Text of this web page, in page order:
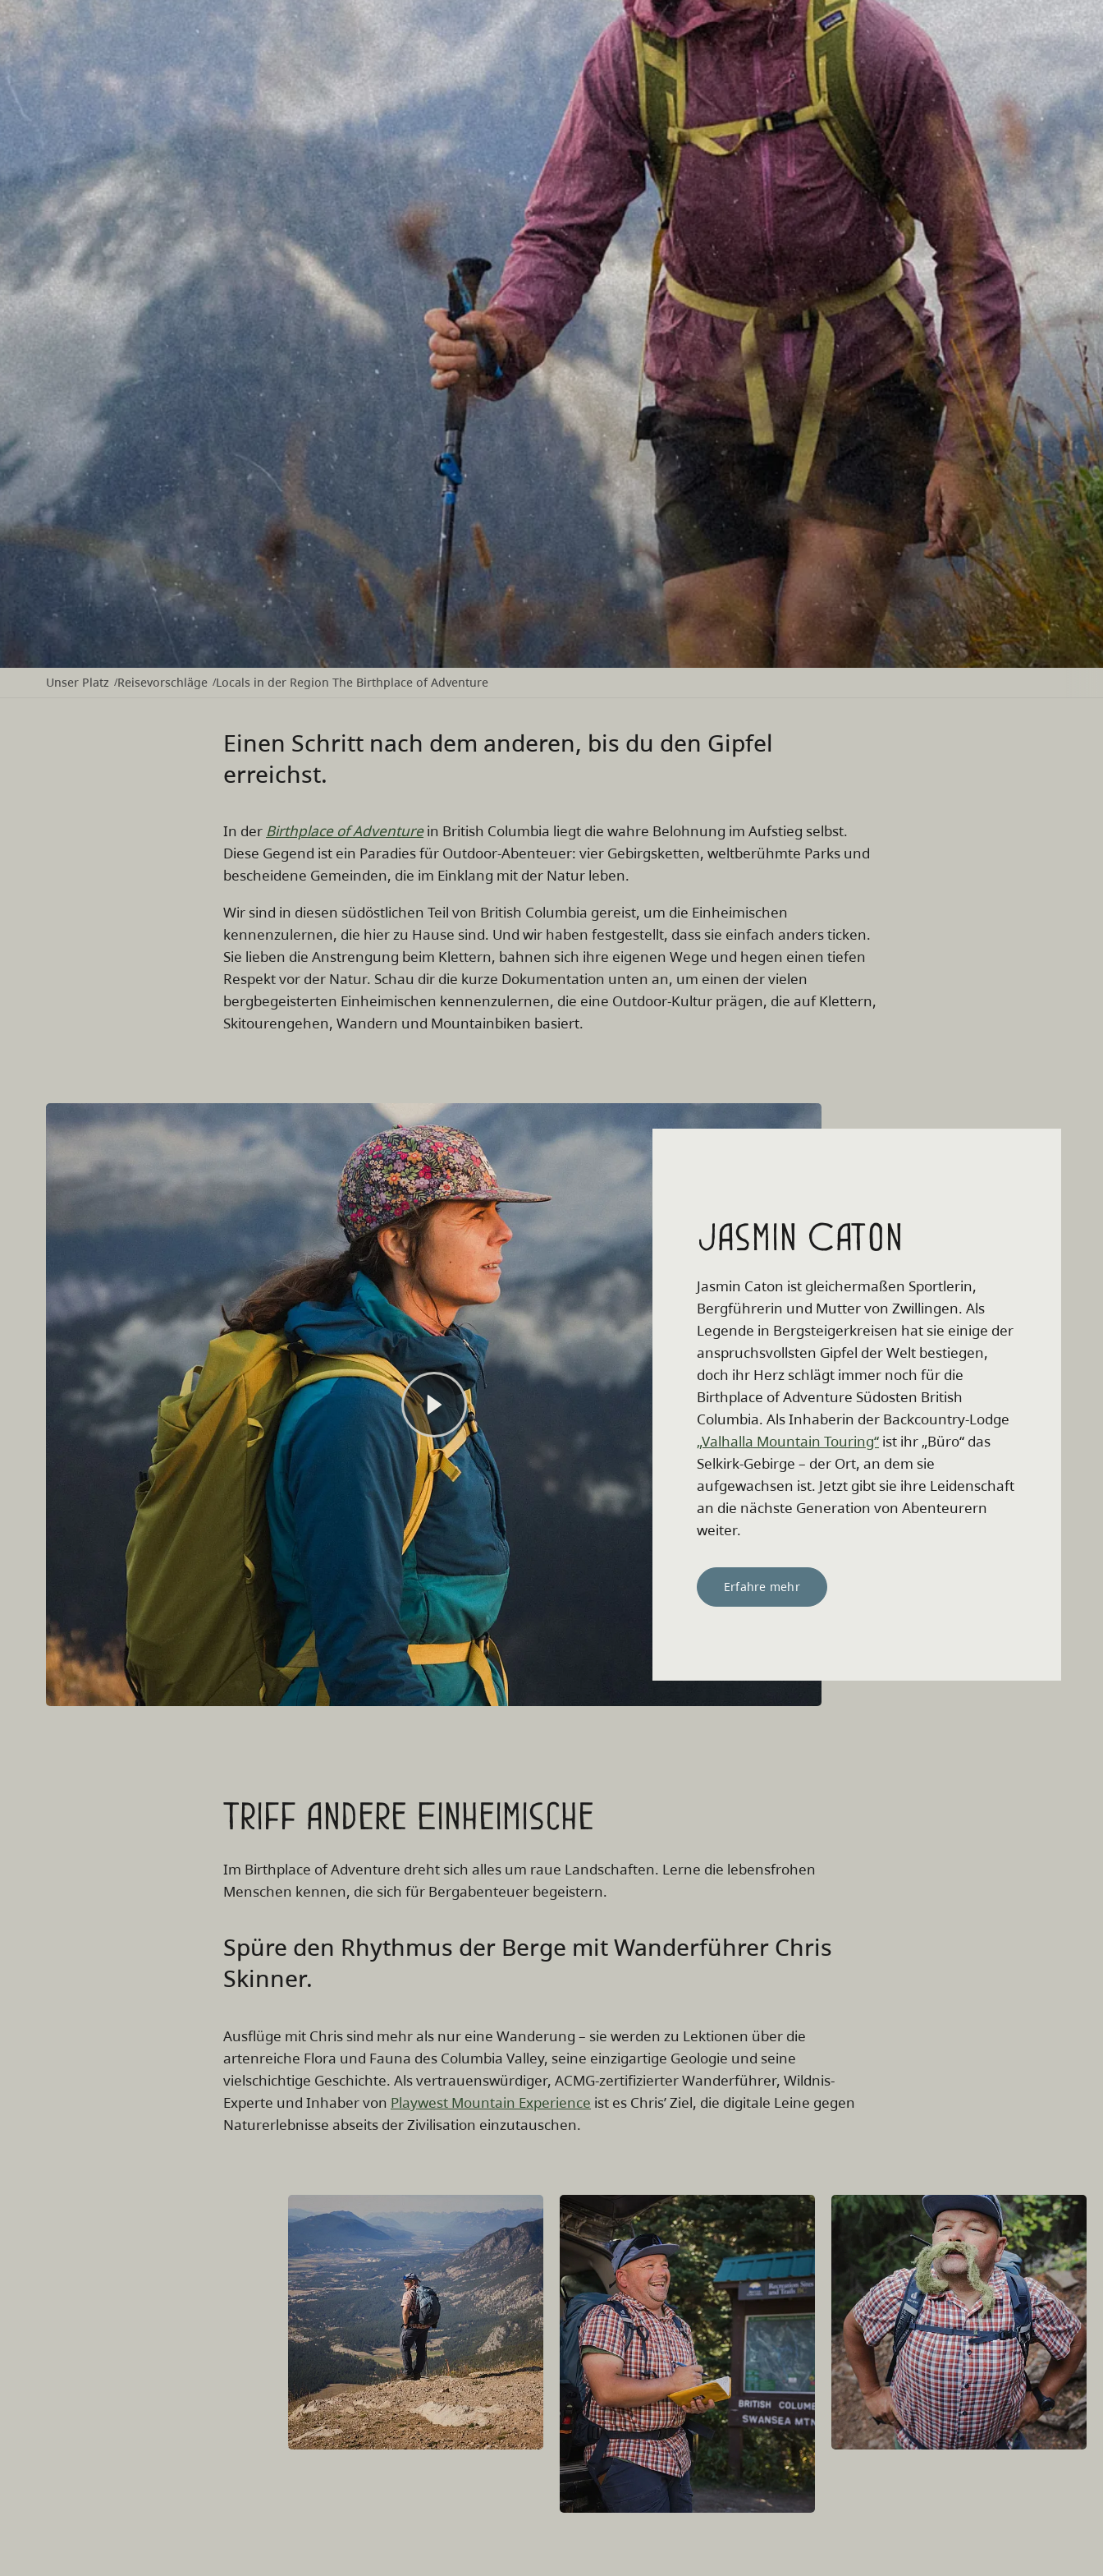
Unser Platz /Reisevorschläge /Locals in der Region The Birthplace of Adventure
Einen Schritt nach dem anderen, bis du den Gipfel
erreichst.
In der Birthplace of Adventurein British Columbia liegt die wahre Belohnung im Aufstieg selbst.
Diese Gegend ist ein Paradies für Outdoor-Abenteuer: vier Gebirgsketten, weltberühmte Parks und
bescheidene Gemeinden, die im Einklang mit der Natur leben.
Wir sind in diesen südöstlichen Teil von British Columbia gereist, um die Einheimischen
kennenzulernen, die hier zu Hause sind. Und wir haben festgestellt, dass sie einfach anders ticken.
Sie lieben die Anstrengung beim Klettern, bahnen sich ihre eigenen Wege und hegen einen tiefen
Respekt vor der Natur. Schau dir die kurze Dokumentation unten an, um einen der vielen
bergbegeisterten Einheimischen kennenzulernen, die eine Outdoor-Kultur prägen, die auf Klettern,
Skitourengehen, Wandern und Mountainbiken basiert.
Jasmin Caton
Jasmin Caton ist gleichermaßen Sportlerin,
Bergführerin und Mutter von Zwillingen. Als
Legende in Bergsteigerkreisen hat sie einige der
anspruchsvollsten Gipfel der Welt bestiegen,
doch ihr Herz schlägt immer noch für die
Birthplace of Adventure Südosten British
Columbia. Als Inhaberin der Backcountry-Lodge
„Valhalla Mountain Touring“ ist ihr „Büro“ das
Selkirk-Gebirge – der Ort, an dem sie
aufgewachsen ist. Jetzt gibt sie ihre Leidenschaft
an die nächste Generation von Abenteurern
weiter.
Erfahre mehr
Triff andere Einheimische
Im Birthplace of Adventure dreht sich alles um raue Landschaften. Lerne die lebensfrohen
Menschen kennen, die sich für Bergabenteuer begeistern.
Spüre den Rhythmus der Berge mit Wanderführer Chris
Skinner.
Ausflüge mit Chris sind mehr als nur eine Wanderung – sie werden zu Lektionen über die
artenreiche Flora und Fauna des Columbia Valley, seine einzigartige Geologie und seine
vielschichtige Geschichte. Als vertrauenswürdiger, ACMG-zertifizierter Wanderführer, Wildnis-
Experte und Inhaber von Playwest Mountain Experience ist es Chris’ Ziel, die digitale Leine gegen
Naturerlebnisse abseits der Zivilisation einzutauschen.